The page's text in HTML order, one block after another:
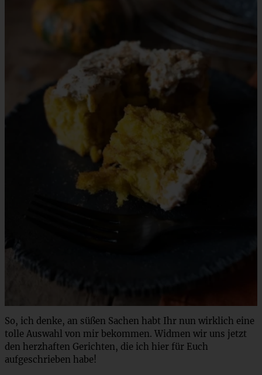
So, ich denke, an süßen Sachen habt Ihr nun wirklich eine
tolle Auswahl von mir bekommen. Widmen wir uns jetzt
den herzhaften Gerichten, die ich hier für Euch
aufgeschrieben habe!